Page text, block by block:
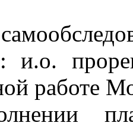
и.о.
работе